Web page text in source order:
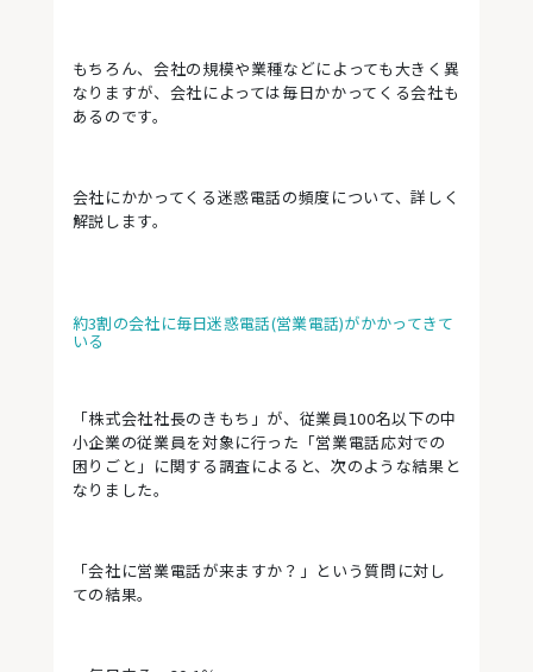
もちろん、会社の規模や業種などによっても大きく異
なりますが、会社によっては毎日かかってくる会社も
あるのです。
会社にかかってくる迷惑電話の頻度について、詳しく
解説します。
約3割の会社に毎日迷惑電話(営業電話)がかかってきて
いる
「株式会社社長のきもち」が、従業員100名以下の中
小企業の従業員を対象に行った「営業電話応対での
困りごと」に関する調査によると、次のような結果と
なりました。
「会社に営業電話が来ますか？」という質問に対し
ての結果。